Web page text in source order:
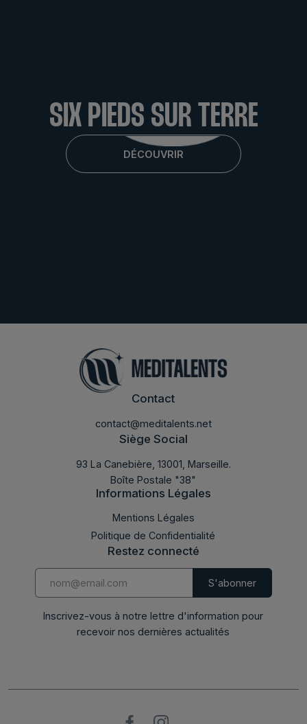
LABMED 2015
SIX PIEDS SUR TERRE
DÉCOUVRIR
Contact
contact@meditalents.net
Siège Social
93 La Canebière, 13001, Marseille.
Boîte Postale "38"
Informations Légales
Mentions Légales
Politique de Confidentialité
Restez connecté
Inscrivez-vous à notre lettre d'information pour
recevoir nos dernières actualités